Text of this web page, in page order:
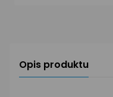
Opis produktu